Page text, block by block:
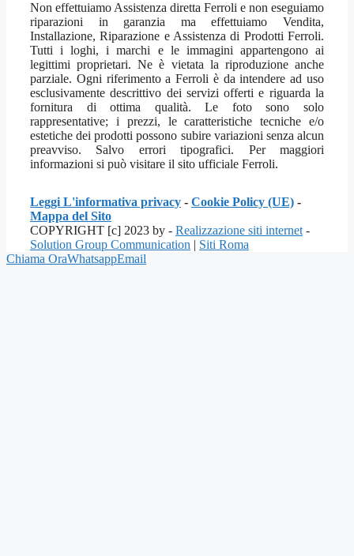
Non effettuiamo Assistenza diretta Ferroli e non eseguiamo
riparazioni in garanzia ma effettuiamo Vendita,
Installazione, Riparazione e Assistenza di Prodotti Ferroli.
Tutti i loghi, i marchi e le immagini appartengono ai
legittimi proprietari. Ne è vietata la riproduzione anche
parziale. Ogni riferimento a Ferroli è da intendere ad uso
esclusivamente descrittivo dei servizi offerti e riguarda la
fornitura di ottima qualità. Le foto sono solo
rappresentative; i prezzi, le caratteristiche tecniche e/o
estetiche dei prodotti possono subire variazioni senza alcun
preavviso. Salvo errori tipografici. Per maggiori
informazioni si può visitare il sito ufficiale Ferroli.
Leggi L'informativa privacy - Cookie Policy (UE) -
Mappa del Sito
COPYRIGHT [c] 2023 by - Realizzazione siti internet -
Solution Group Communication | Siti Roma
Chiama OraWhatsappEmail